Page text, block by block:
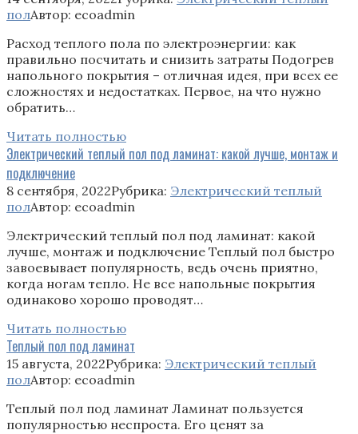
полАвтор: ecoadmin
Расход теплого пола по электроэнергии: как
правильно посчитать и снизить затраты Подогрев
напольного покрытия – отличная идея, при всех ее
сложностях и недостатках. Первое, на что нужно
обратить…
Читать полностью
Электрический теплый пол под ламинат: какой лучше, монтаж и
подключение
8 сентября, 2022Рубрика: Электрический теплый
полАвтор: ecoadmin
Электрический теплый пол под ламинат: какой
лучше, монтаж и подключение Теплый пол быстро
завоевывает популярность, ведь очень приятно,
когда ногам тепло. Не все напольные покрытия
одинаково хорошо проводят…
Читать полностью
Теплый пол под ламинат
15 августа, 2022Рубрика: Электрический теплый
полАвтор: ecoadmin
Теплый пол под ламинат Ламинат пользуется
популярностью неспроста. Его ценят за